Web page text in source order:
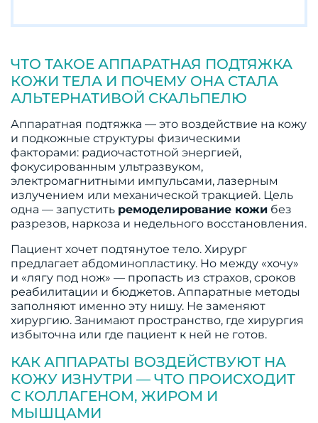
ЧТО ТАКОЕ АППАРАТНАЯ ПОДТЯЖКА
КОЖИ ТЕЛА И ПОЧЕМУ ОНА СТАЛА
АЛЬТЕРНАТИВОЙ СКАЛЬПЕЛЮ
Аппаратная подтяжка — это воздействие на кожу
и подкожные структуры физическими
факторами: радиочастотной энергией,
фокусированным ультразвуком,
электромагнитными импульсами, лазерным
излучением или механической тракцией. Цель
одна — запустить ремоделирование кожи без
разрезов, наркоза и недельного восстановления.
Пациент хочет подтянутое тело. Хирург
предлагает абдоминопластику. Но между «хочу»
и «лягу под нож» — пропасть из страхов, сроков
реабилитации и бюджетов. Аппаратные методы
заполняют именно эту нишу. Не заменяют
хирургию. Занимают пространство, где хирургия
избыточна или где пациент к ней не готов.
КАК АППАРАТЫ ВОЗДЕЙСТВУЮТ НА
КОЖУ ИЗНУТРИ — ЧТО ПРОИСХОДИТ
С КОЛЛАГЕНОМ, ЖИРОМ И
МЫШЦАМИ